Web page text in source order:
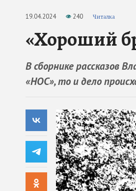
19.04.2024 240 Читалка
«Хороший
В сборнике рассказов
«НОС», то и дело